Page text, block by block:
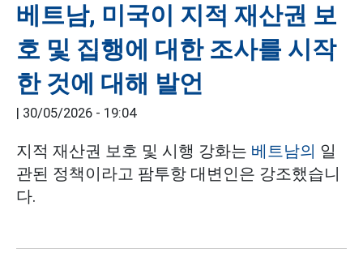
베트남, 미국이 지적 재산권 보
호 및 집행에 대한 조사를 시작
한 것에 대해 발언
| 30/05/2026 - 19:04
지적 재산권 보호 및 시행 강화는 베트남의 일
관된 정책이라고 팜투항 대변인은 강조했습니
다.